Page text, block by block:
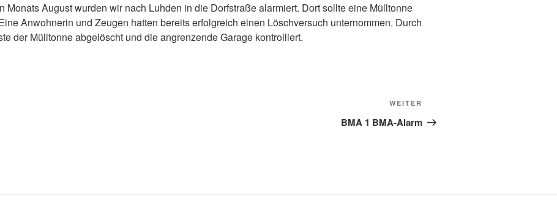
Monats August wurden wir nach Luhden in die Dorfstraße alarmiert. Dort sollte eine Mülltonne
Anwohnerin und Zeugen hatten bereits erfolgreich einen Löschversuch unternommen. Durch
der Mülltonne abgelöscht und die angrenzende Garage kontrolliert.
Beitrag
WEITER
BMA 1 BMA-Alarm